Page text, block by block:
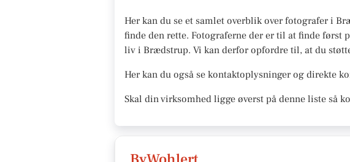
Her kan du se et samlet overblik over fotografer i
finde den rette. Fotograferne der er til at finde først
liv i Brædstrup. Vi kan derfor opfordre til, at du
Her kan du også se kontaktoplysninger og direkte
Skal din virksomhed ligge øverst på denne liste så